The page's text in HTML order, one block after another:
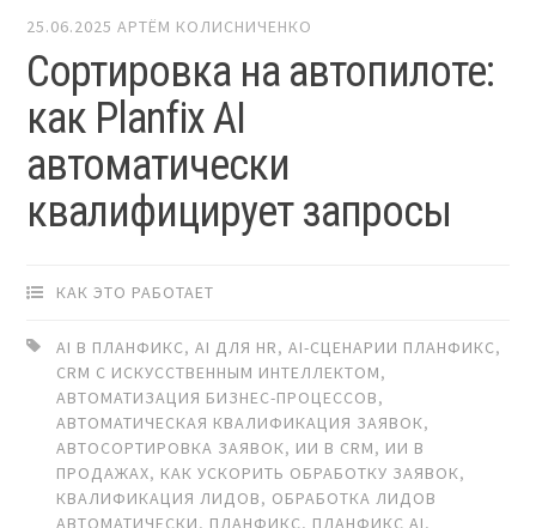
25.06.2025 АРТЁМ КОЛИСНИЧЕНКО
Сортировка на автопилоте:
как Planfix AI
автоматически
квалифицирует запросы
КАК ЭТО РАБОТАЕТ
AI В ПЛАНФИКС,AI ДЛЯ HR,AI-СЦЕНАРИИ ПЛАНФИКС,
CRM С ИСКУССТВЕННЫМ ИНТЕЛЛЕКТОМ,
АВТОМАТИЗАЦИЯ БИЗНЕС-ПРОЦЕССОВ,
АВТОМАТИЧЕСКАЯ КВАЛИФИКАЦИЯ ЗАЯВОК,
АВТОСОРТИРОВКА ЗАЯВОК, ИИ В CRM, ИИ В
ПРОДАЖАХ, КАК УСКОРИТЬ ОБРАБОТКУ ЗАЯВОК,
КВАЛИФИКАЦИЯ ЛИДОВ, ОБРАБОТКА ЛИДОВ
АВТОМАТИЧЕСКИ, ПЛАНФИКС, ПЛАНФИКС AI,